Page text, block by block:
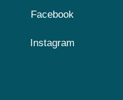
Facebook
Instagram